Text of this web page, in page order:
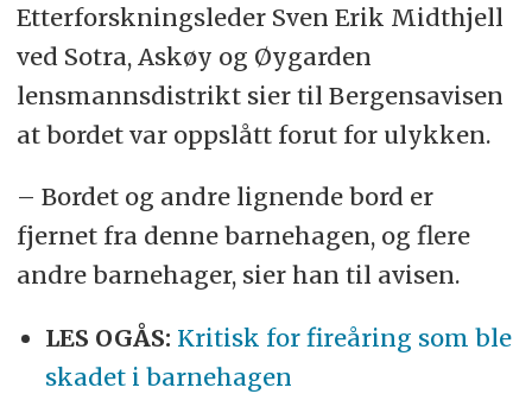
Etterforskningsleder Sven Erik Midthjell
ved Sotra, Askøy og Øygarden
lensmannsdistrikt sier til Bergensavisen
at bordet var oppslått forut for ulykken.
– Bordet og andre lignende bord er
fjernet fra denne barnehagen, og flere
andre barnehager, sier han til avisen.
LES OGÅS: Kritisk for fireåring som ble
skadet i barnehagen